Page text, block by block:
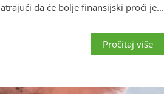
da će bolje finansijski proći je...
Pročitaj više